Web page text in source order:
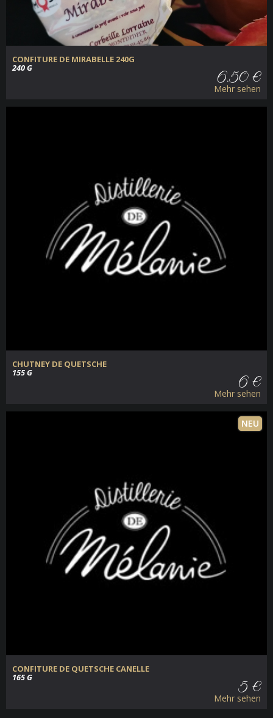
CONFITURE DE MIRABELLE 240G
240 G
6.50 €
Mehr sehen
CHUTNEY DE QUETSCHE
155 G
6 €
Mehr sehen
NEU
CONFITURE DE QUETSCHE CANELLE
165 G
5 €
Mehr sehen